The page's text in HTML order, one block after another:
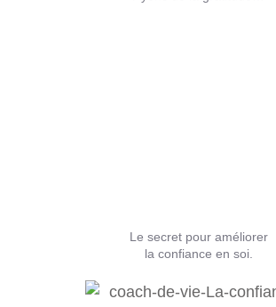
Le secret pour améliorer
la confiance en soi.